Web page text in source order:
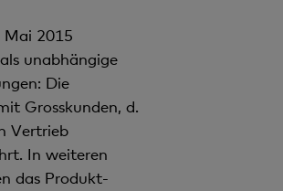
Mai 2015
unabhängige
Die
Grosskunden, d.
Vertrieb
In weiteren
das Produkt­